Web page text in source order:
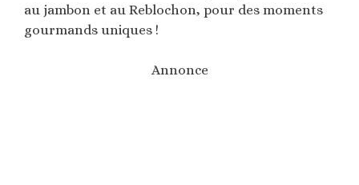
au jambon et au Reblochon, pour des moments
gourmands uniques !
Annonce